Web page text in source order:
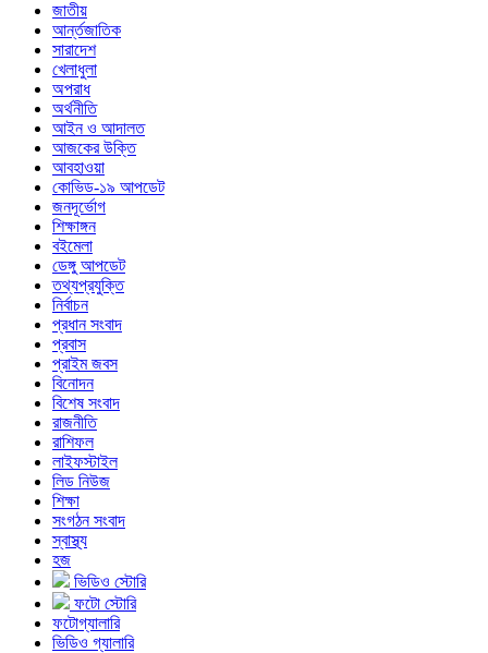
জাতীয়
আর্ন্তজাতিক
সারাদেশ
খেলাধুলা
অপরাধ
অর্থনীতি
আইন ও আদালত
আজকের উক্তি
আবহাওয়া
কোভিড-১৯ আপডেট
জনদূর্ভোগ
শিক্ষাঙ্গন
বইমেলা
ডেঙ্গু আপডেট
তথ্যপ্রযুক্তি
নির্বাচন
প্রধান সংবাদ
প্রবাস
প্রাইম জবস
বিনোদন
বিশেষ সংবাদ
রাজনীতি
রাশিফল
লাইফস্টাইল
লিড নিউজ
শিক্ষা
সংগঠন সংবাদ
স্বাস্থ্য
হজ
ভিডিও স্টোরি
ফটো স্টোরি
ফটোগ্যালারি
ভিডিও গ্যালারি